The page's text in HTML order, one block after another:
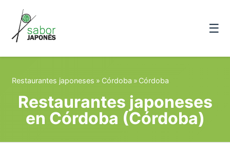
☰
Restaurantes japoneses » Córdoba » Córdoba
Restaurantes japoneses
en Córdoba (Córdoba)